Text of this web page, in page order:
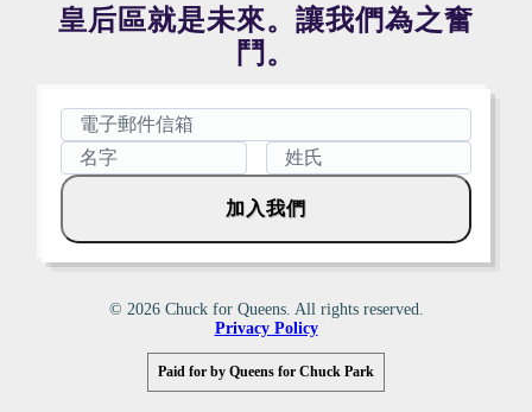
皇后區就是未來。讓我們為之奮
鬥。
加入我們
© 2026 Chuck for Queens. All rights reserved.
Privacy Policy
Paid for by Queens for Chuck Park